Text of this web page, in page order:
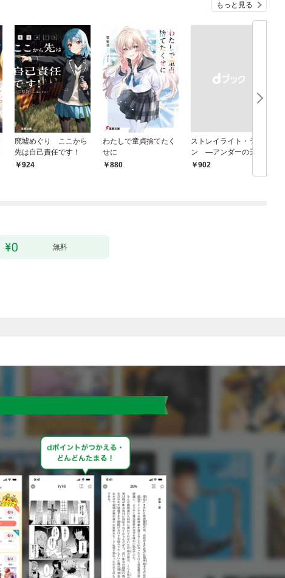
もっと見る
廃墟めぐり ここから
先は自己責任です！
924
わたしで童貞捨てたく
せに
880
ストレイライト・ラ
ン ―アンダーの天使
と死に損ないの反逆者
￥902
無料